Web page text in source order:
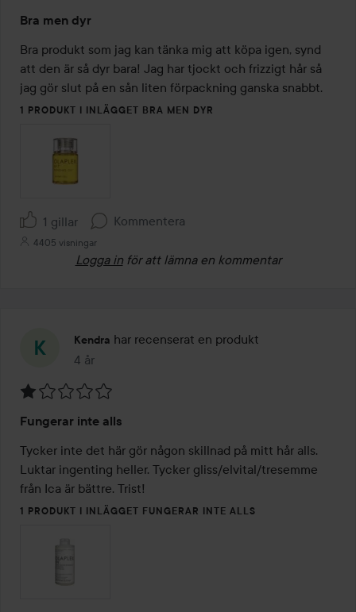
4
av
5
Bra men dyr
Bra produkt som jag kan tänka mig att köpa igen, synd
att den är så dyr bara! Jag har tjockt och frizzigt hår så
jag gör slut på en sån liten förpackning ganska snabbt.
1 PRODUKT I INLÄGGET BRA MEN DYR
1 gillar Kommentera
4405 visningar
Logga in för att lämna en kommentar
Kendra har recenserat en produkt
4 år
Inlägget skapades 4 år
1
av
5
Fungerar inte alls
Tycker inte det här gör någon skillnad på mitt hår alls.
Luktar ingenting heller. Tycker gliss/elvital/tresemme
från Ica är bättre. Trist!
1 PRODUKT I INLÄGGET FUNGERAR INTE ALLS